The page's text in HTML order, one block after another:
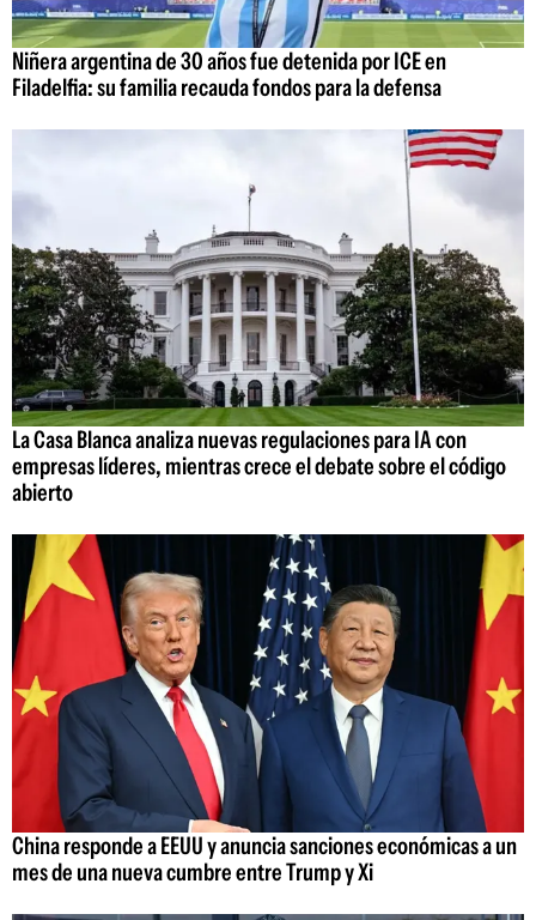
Niñera argentina de 30 años fue detenida por ICE en
Filadelfia: su familia recauda fondos para la defensa
La Casa Blanca analiza nuevas regulaciones para IA con
empresas líderes, mientras crece el debate sobre el código
abierto
China responde a EEUU y anuncia sanciones económicas a un
mes de una nueva cumbre entre Trump y Xi